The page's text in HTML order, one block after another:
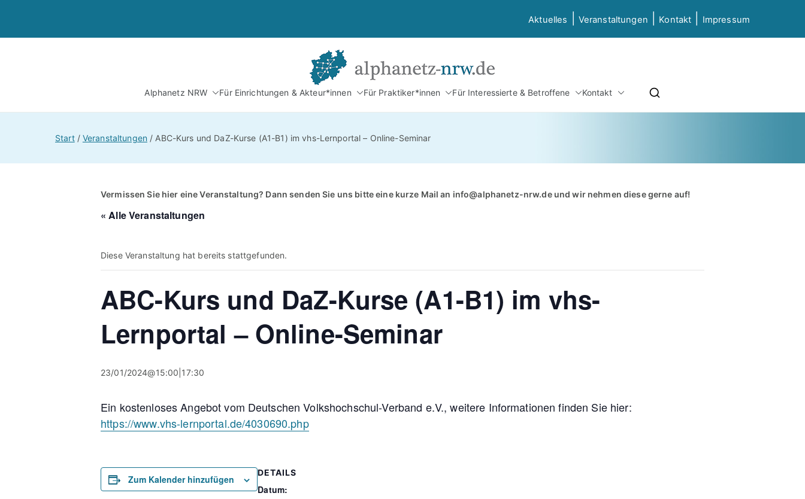
springen
Aktuelles Veranstaltungen Kontakt Impressum
Alphanetz NRW
Netzwerk Alphabetisierung & Grundbildung NRW
Alphanetz NRW Für Einrichtungen & Akteur*innen Für Praktiker*innen Für Interessierte & Betroffene Kontakt
Start Veranstaltungen ABC-Kurs und DaZ-Kurse (A1-B1) im vhs-Lernportal – Online-Seminar
Vermissen Sie hier eine Veranstaltung? Dann senden Sie uns bitte eine kurze Mail an info@alphanetz-nrw.deund wir nehmen diese gerne auf!
« Alle Veranstaltungen
Diese Veranstaltung hat bereits stattgefunden.
ABC-Kurs und DaZ-Kurse (A1-B1) im vhs-
Lernportal – Online-Seminar
23/01/2024@15:00 17:30
Ein kostenloses Angebot vom Deutschen Volkshochschul-Verband e.V., weitere Informationen finden Sie hier:
https://www.vhs-lernportal.de/4030690.php
Zum Kalender hinzufügen
DETAILS
Datum: